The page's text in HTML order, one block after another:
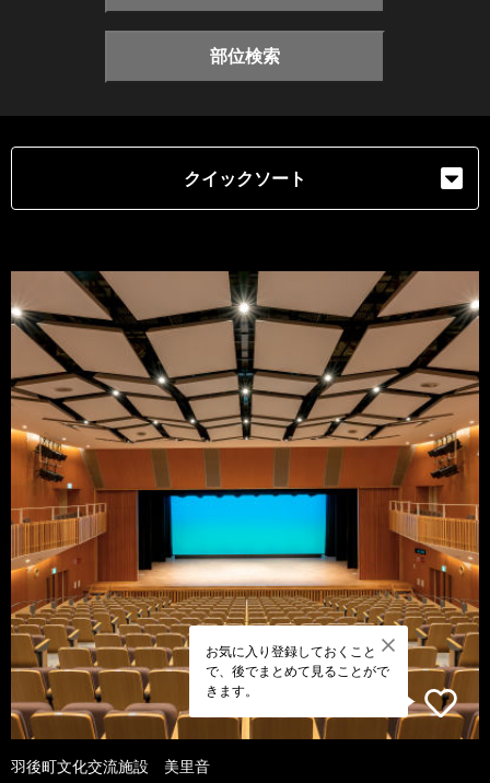
部位検索
クイックソート
お気に入り登録しておくこと
で、後でまとめて見ることがで
きます。
羽後町文化交流施設 美里音